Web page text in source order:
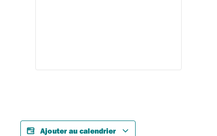
Ajouter au calendrier